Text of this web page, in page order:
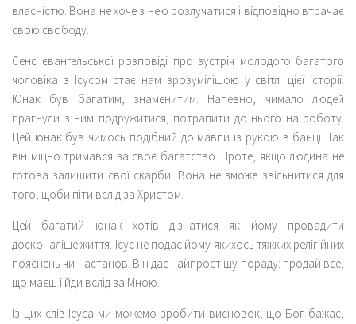
власністю. Вона не хоче з нею розлучатися і відповідно втрачає
свою свободу.
Сенс євангельської розповіді про зустріч молодого багатого
чоловіка з Ісусом стає нам зрозумілішою у світлі цієї історії.
Юнак був багатим, знаменитим. Напевно, чимало людей
прагнули з ним подружитися, потрапити до нього на роботу.
Цей юнак був чимось подібний до мавпи із рукою в банці. Так
він міцно тримався за своє багатство. Проте, якщо людина не
готова залишити свої скарби. Вона не зможе звільнитися для
того, щоби піти вслід за Христом.
Цей багатий юнак хотів дізнатися як йому провадити
досконаліше життя. Ісус не подає йому якихось тяжких релігійних
пояснень чи настанов. Він дає найпростішу пораду: продай все,
що маєш і йди вслід за Мною.
Із цих слів Ісуса ми можемо зробити висновок, що Бог бажає,